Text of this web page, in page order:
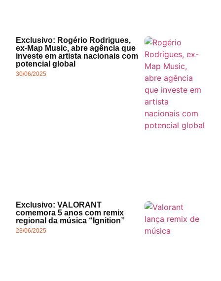
Exclusivo: Rogério Rodrigues,
ex-Map Music, abre agência que
investe em artista nacionais com
potencial global
30/06/2025
Exclusivo: VALORANT
comemora 5 anos com remix
regional da música “Ignition”
23/06/2025